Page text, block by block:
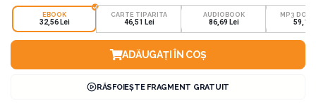
EBOOK
32,56 Lei
CARTE TIPARITA
46,51 Lei
AUDIOBOOK
86,69 Lei
MP3
59,16
ADĂUGAȚI ÎN COȘ
RĂSFOIEȘTE FRAGMENT GRATUIT